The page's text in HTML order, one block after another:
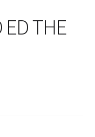
ED THE